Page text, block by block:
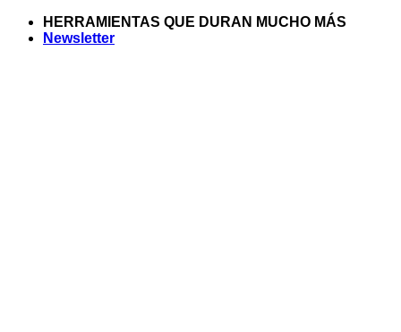
Saltar
HERRAMIENTAS QUE DURAN MUCHO MÁS
Newsletter